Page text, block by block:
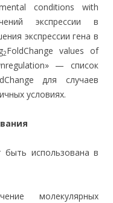
conditions with
экспрессии в
экспрессии гена в
2FoldChange values of
— список
для случаев
условиях.
быть использована в
молекулярных